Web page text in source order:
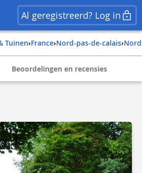
Al geregistreerd? Log in
Tuinen› france› nord-pas-de-calais› nord
Beoordelingen en recensies